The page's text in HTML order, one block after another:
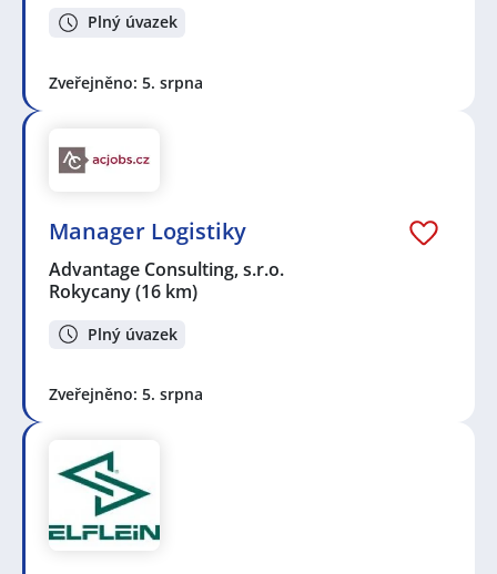
Plný úvazek
Zveřejněno: 5. srpna
Manager Logistiky
Advantage Consulting, s.r.o.
Rokycany(16 km)
Plný úvazek
Zveřejněno: 5. srpna